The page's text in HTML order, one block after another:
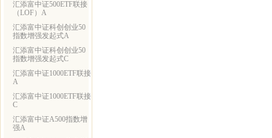
汇添富中证500ETF联接
（LOF）A
汇添富中证科创创业50
指数增强发起式A
汇添富中证科创创业50
指数增强发起式C
汇添富中证1000ETF联接
A
汇添富中证1000ETF联接
C
汇添富中证A500指数增
强A